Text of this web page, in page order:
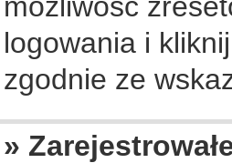
logowania i
zgodnie ze
»